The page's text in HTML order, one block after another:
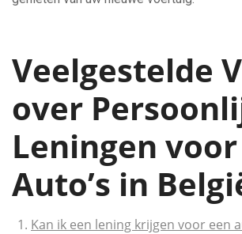
Veelgestelde
over
Leningen voor
Auto’s in
Kan ik een lening krijgen voor een